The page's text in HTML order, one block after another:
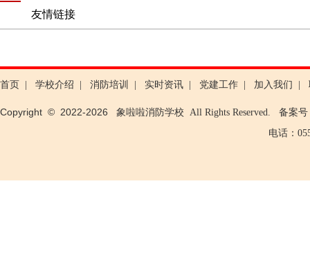
友情链接
首页 学校介绍 消防培训 实时资讯 党建工作 加入我们
Copyright © 2022-2026
象啦啦消防学校 All Rights Reserved. 备案号
电话：